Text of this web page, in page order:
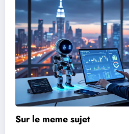
Sur le meme sujet